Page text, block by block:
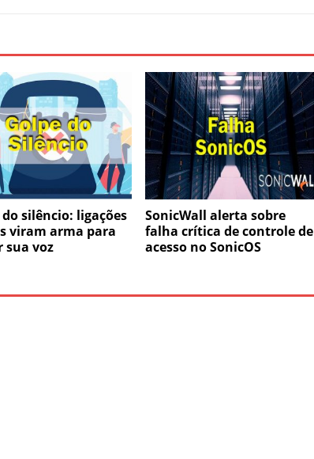
do silêncio: ligações
viram arma para
sua voz
SonicWall alerta sobre
falha crítica de controle de
acesso no SonicOS